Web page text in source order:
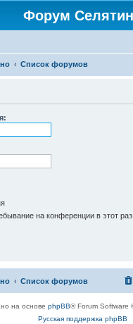
Форум
Список форумов
на конференции в этот раз
Список форумов
на основе phpBB® Forum Software
Русская поддержка phpBB